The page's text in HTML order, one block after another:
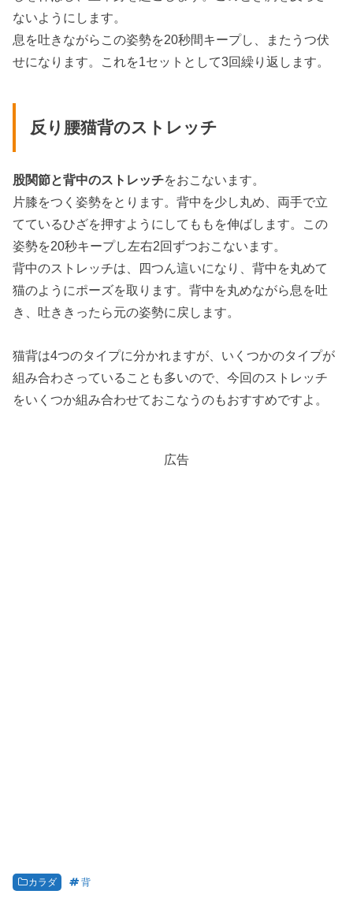
ないようにします。
息を吐きながらこの姿勢を20秒間キープし、またうつ伏
せになります。これを1セットとして3回繰り返します。
反り腰猫背のストレッチ
股関節と背中のストレッチをおこないます。
片膝をつく姿勢をとります。背中を少し丸め、両手で立
てているひざを押すようにしてももを伸ばします。この
姿勢を20秒キープし左右2回ずつおこないます。
背中のストレッチは、四つん這いになり、背中を丸めて
猫のようにポーズを取ります。背中を丸めながら息を吐
き、吐ききったら元の姿勢に戻します。
猫背は4つのタイプに分かれますが、いくつかのタイプが
組み合わさっていることも多いので、今回のストレッチ
をいくつか組み合わせておこなうのもおすすめですよ。
広告
カラダ 背